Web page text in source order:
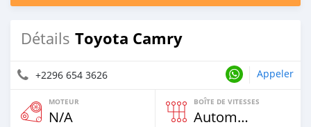
Détails Toyota Camry
+2296 654 3626 Appeler
MOTEUR
N/A
BOÎTE DE VITESSES
Automatique